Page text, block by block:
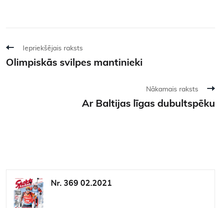
Iepriekšējais raksts
Olimpiskās svilpes mantinieki
Nākamais raksts
Ar Baltijas līgas dubultspēku
Nr. 369 02.2021